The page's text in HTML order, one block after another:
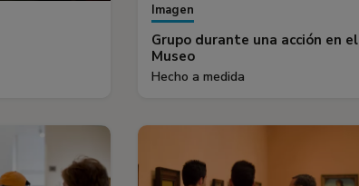
Imagen
Grupo durante una acción en el
Museo
Hecho a medida